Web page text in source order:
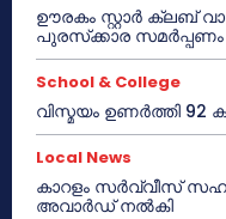
ഊരകം സ്റ്റാർ ക്ലബ്
പുരസ്‌ക്കാര സമർപ്പണം
School & College
വിസ്മയം ഉണർത്തി
Local News
കാറളം സർവ്വീസ്
അവാർഡ് നൽകി